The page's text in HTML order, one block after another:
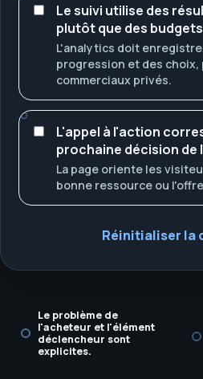
Le suivi utilise des
plutôt que des
L'analytics doit
progression et des choix,
commerciaux privés.
L'appel à l'action
prochaine décision de
La page oriente les
bonne ressource ou
Réinitialiser la
Le problème de
l'acheteur et l'élément
déclencheur sont
explicites.